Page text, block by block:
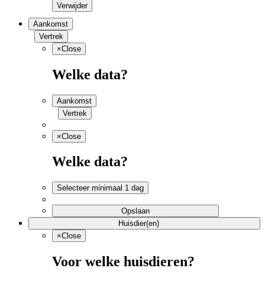
Verwijder
Aankomst
Vertrek
×Close
Welke data?
Aankomst
Vertrek
×Close
Welke data?
Selecteer minimaal 1 dag
Opslaan
Huisdier(en)
×Close
Voor welke huisdieren?